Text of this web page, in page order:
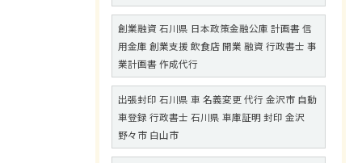
創業融資 石川県 日本政策金融公庫 計画書 信
用金庫 創業支援 飲食店 開業 融資 行政書士 事
業計画書 作成代行
出張封印 石川県 車 名義変更 代行 金沢市 自動
車登録 行政書士 石川県 車庫証明 封印 金沢
野々市 白山市